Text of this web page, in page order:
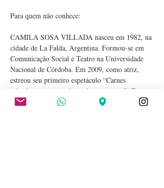
Para quem não conhece:
CAMILA SOSA VILLADA nasceu em 1982, na
cidade de La Falda, Argentina. Formou-se em
Comunicação Social e Teatro na Universidade
Nacional de Córdoba. Em 2009, como atriz,
estreou seu primeiro espetáculo “Carnes
tolendas, retrato escénico de un travesti”. Em
meio a diversos trabalhos nos palcos, no cinema